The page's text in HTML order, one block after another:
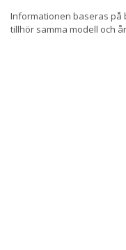
Informationen baseras på
tillhör samma modell och